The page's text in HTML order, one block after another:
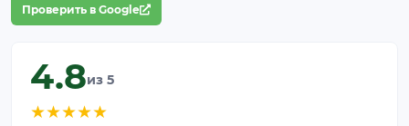
Проверить в Google
4.8из 5
★★★★★